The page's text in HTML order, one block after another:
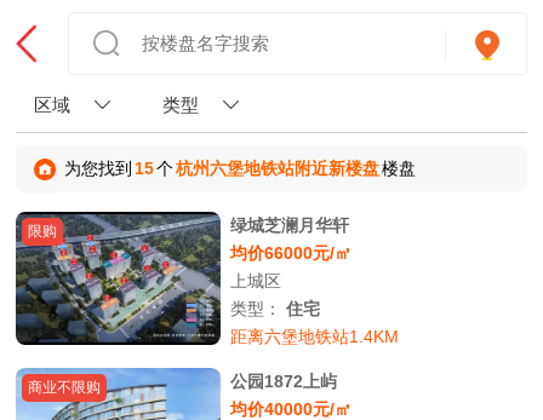
区域 类型
为您找到 15个杭州六堡地铁站附近新楼盘楼盘
限购
绿城芝澜月华轩
均价66000元/㎡
上城区
类型：住宅
距离六堡地铁站1.4KM
商业不限购
公园1872上屿
均价40000元/㎡